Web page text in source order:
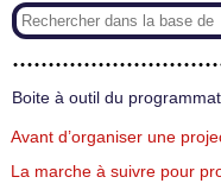
Boite à outil du
Avant d’organiser une
La marche à suivre pour